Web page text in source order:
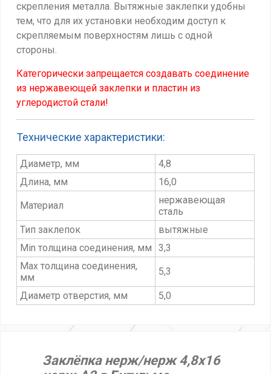
скрепления металла. Вытяжные заклепки удобны
тем, что для их установки необходим доступ к
скрепляемым поверхностям лишь с одной
стороны.
Категорически запрещается создавать соединение
из нержавеющей заклепки и пластин из
углеродистой стали!
Технические характеристики:
Диаметр, мм
4,8
Длина, мм
16,0
Материал
нержавеющая
сталь
Тип заклепок
вытяжные
Min толщина соединения, мм
3,3
Max толщина соединения,
мм
5,3
Диаметр отверстия, мм 5,0
Заклёпка нерж/нерж 4,8х16